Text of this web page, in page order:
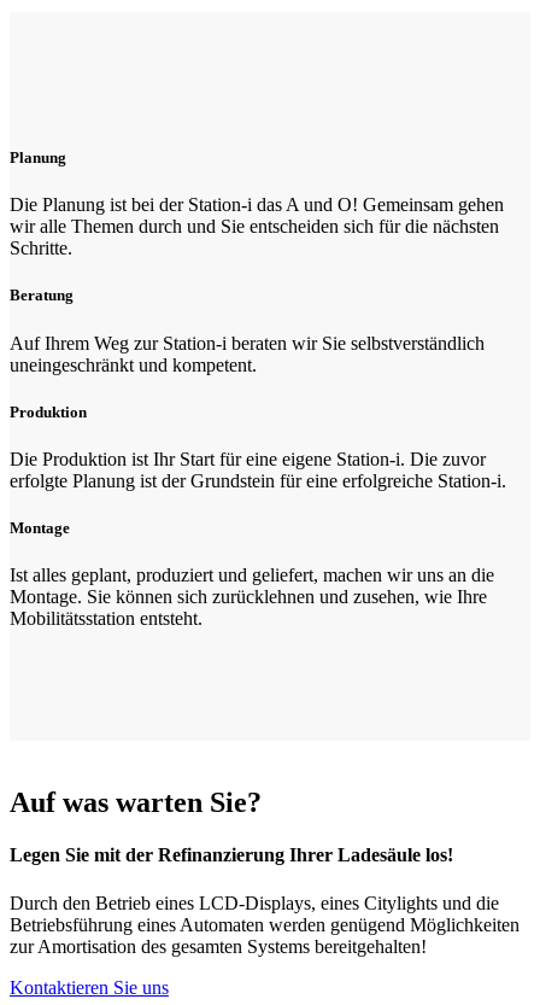
Planung
Die Planung ist bei der Station-i das A und O! Gemeinsam gehen
wir alle Themen durch und Sie entscheiden sich für die nächsten
Schritte.
Beratung
Auf Ihrem Weg zur Station-i beraten wir Sie selbstverständlich
uneingeschränkt und kompetent.
Produktion
Die Produktion ist Ihr Start für eine eigene Station-i. Die zuvor
erfolgte Planung ist der Grundstein für eine erfolgreiche Station-i.
Montage
Ist alles geplant, produziert und geliefert, machen wir uns an die
Montage. Sie können sich zurücklehnen und zusehen, wie Ihre
Mobilitätsstation entsteht.
Auf was warten Sie?
Legen Sie mit der Refinanzierung Ihrer Ladesäule los!
Durch den Betrieb eines LCD-Displays, eines Citylights und die
Betriebsführung eines Automaten werden genügend Möglichkeiten
zur Amortisation des gesamten Systems bereitgehalten!
Kontaktieren Sie uns